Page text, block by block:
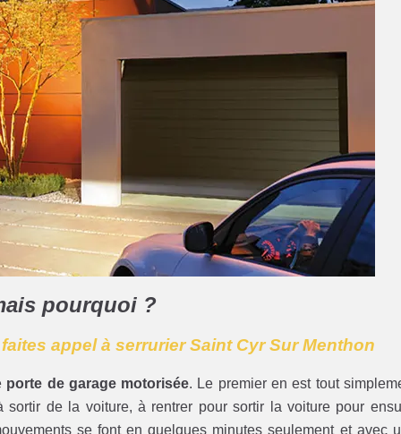
pourquoi ?
appel à serrurier Saint Cyr Sur Menthon
porte de garage motorisée. Le premier en est tout
sortir de la voiture, à rentrer pour sortir la voiture pour
se font en quelques minutes seulement et avec